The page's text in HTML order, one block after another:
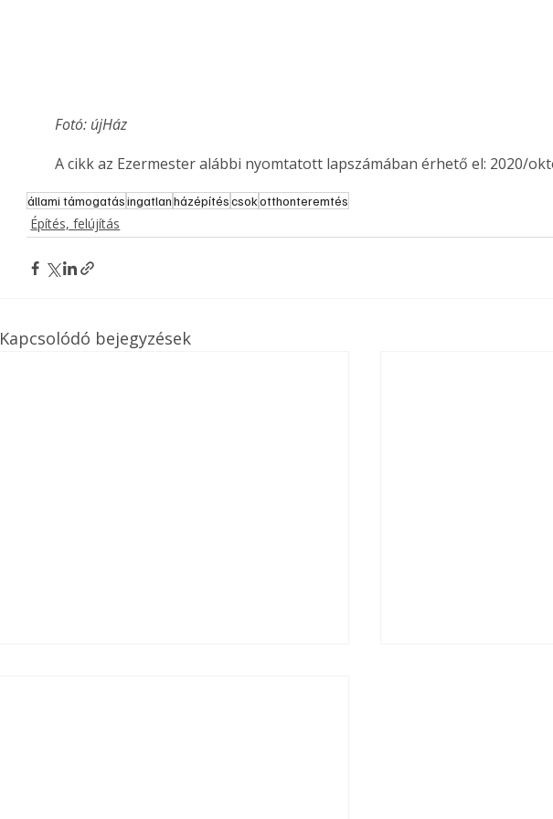
Fotó: újHáz
A cikk az Ezermester alábbi nyomtatott lapszámában érhető el: 2020/
állami támogatásingatlanházépítéscsokotthonteremtés
Építés, felújítás
Kapcsolódó bejegyzések